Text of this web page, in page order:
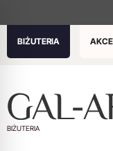
BIŻUTERIA
BIŻUTERIA